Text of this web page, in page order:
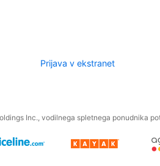
Prijava v ekstranet
Inc., vodilnega spletnega ponudnika